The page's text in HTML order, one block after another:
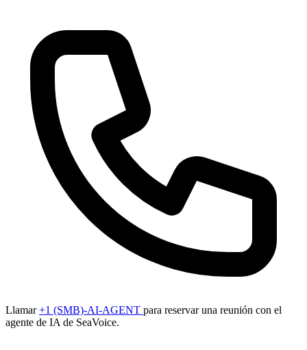
Llamar+1 (SMB)-AI-AGENT para reservar una reunión con el
agente de IA de SeaVoice.